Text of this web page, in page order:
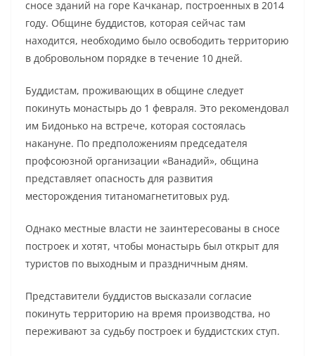
сносе зданий на горе Качканар, построенных в 2014
году. Общине буддистов, которая сейчас там
находится, необходимо было освободить территорию
в добровольном порядке в течение 10 дней.
Буддистам, проживающих в общине следует
покинуть монастырь до 1 февраля. Это рекомендовал
им Бидонько на встрече, которая состоялась
накануне. По предположениям председателя
профсоюзной организации «Ванадий», община
представляет опасность для развития
месторождения титаномагнетитовых руд.
Однако местные власти не заинтересованы в сносе
построек и хотят, чтобы монастырь был открыт для
туристов по выходным и праздничным дням.
Представители буддистов высказали согласие
покинуть территорию на время производства, но
переживают за судьбу построек и буддистских ступ.